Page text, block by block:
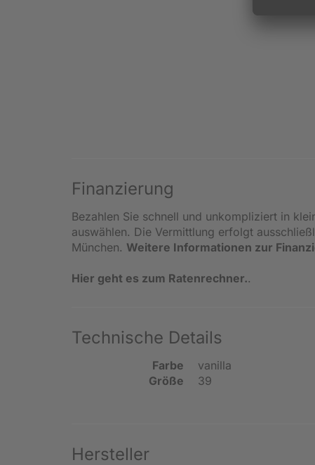
Finanzierung
Bezahlen Sie schnell und unkompliziert in
auswählen. Die Vermittlung erfolgt
München. Weitere Informationen zur
Hier geht es zum Ratenrechner..
Technische Details
Farbe
vanilla
Größe
39
Hersteller